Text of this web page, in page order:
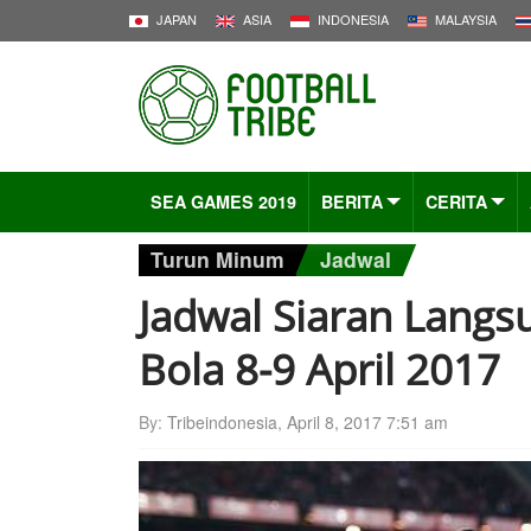
JAPAN ASIA INDONESIA MALAYSIA
SEA GAMES 2019 BERITA CERITA
Turun Minum Jadwal
Jadwal Siaran
Bola 8-9 April 2017
By: Tribeindonesia, April 8, 2017 7:51 am